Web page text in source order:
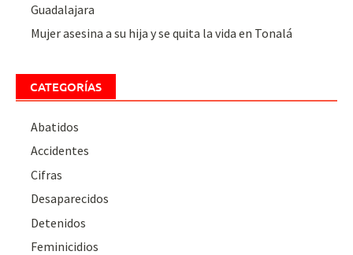
Guadalajara
Mujer asesina a su hija y se quita la vida en Tonalá
CATEGORÍAS
Abatidos
Accidentes
Cifras
Desaparecidos
Detenidos
Feminicidios